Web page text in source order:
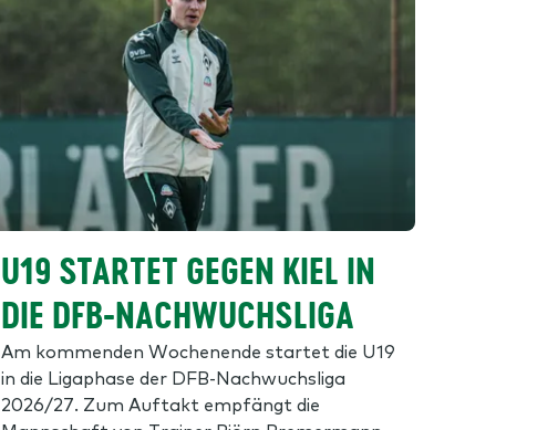
U19 STARTET GEGEN KIEL IN
DIE DFB-NACHWUCHSLIGA
Am kommenden Wochenende startet die U19
in die Ligaphase der DFB-Nachwuchsliga
2026/27. Zum Auftakt empfängt die